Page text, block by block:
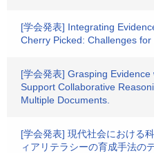
[学会発表] Integrating
Cherry Picked: Challenges for
[学会発表] Grasping Evidence
Support Collaborative
Multiple Documents.
[学会発表] 現代社会における
ィアリテラシーの育成手法の